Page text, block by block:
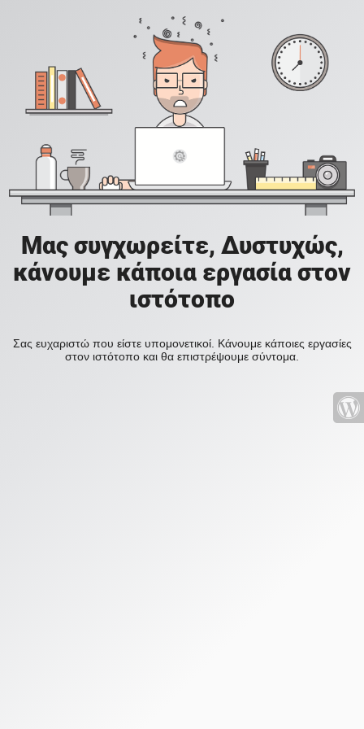
Μας συγχωρείτε, Δυστυχώς,
κάνουμε κάποια εργασία στον
ιστότοπο
Σας ευχαριστώ που είστε υπομονετικοί. Κάνουμε κάποιες εργασίες
στον ιστότοπο και θα επιστρέψουμε σύντομα.